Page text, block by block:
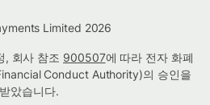
Limited 2026
, 회사 참조 900507에 따라 전자 화폐
Conduct Authority)의 승인을
받았습니다.